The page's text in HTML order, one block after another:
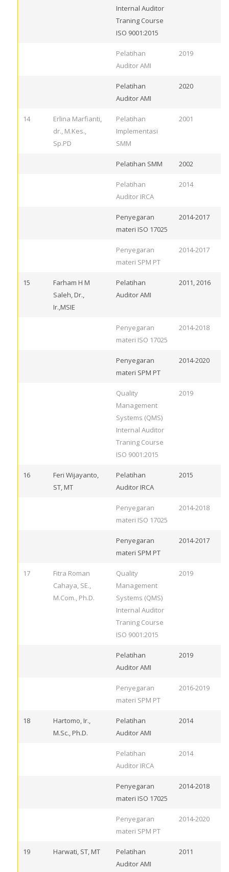
Internal Auditor
Traning Course
ISO 9001:2015
Pelatihan
Auditor AMI
2019
Pelatihan
Auditor AMI
2020
14
Erlina Marfianti,
dr., M.Kes.,
Sp.PD
Pelatihan
Implementasi
SMM
2001
Pelatihan SMM 2002
Pelatihan
Auditor IRCA
2014
Penyegaran
materi ISO 17025
2014-2017
Penyegaran
materi SPM PT
2014-2017
15
Farham H M
Saleh, Dr.,
Ir.,MSIE
Pelatihan
Auditor AMI
2011, 2016
Penyegaran
materi ISO 17025
2014-2018
Penyegaran
materi SPM PT
2014-2020
Quality
Management
Systems (QMS)
Internal Auditor
Traning Course
ISO 9001:2015
2019
16
Feri Wijayanto,
ST, MT
Pelatihan
Auditor IRCA
2015
Penyegaran
materi ISO 17025
2014-2018
Penyegaran
materi SPM PT
2014-2017
17
Fitra Roman
Cahaya, SE.,
M.Com., Ph.D.
Quality
Management
Systems (QMS)
Internal Auditor
Traning Course
ISO 9001:2015
2019
Pelatihan
Auditor AMI
2019
Penyegaran
materi SPM PT
2016-2019
18
Hartomo, Ir.,
M.Sc., Ph.D.
Pelatihan
Auditor AMI
2014
Pelatihan
Auditor IRCA
2014
Penyegaran
materi ISO 17025
2014-2018
Penyegaran
materi SPM PT
2014-2020
19 Harwati, ST, MT
Pelatihan
Auditor AMI
2011